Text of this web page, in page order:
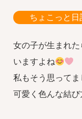
ちょこっと日
女の子が生まれ
いますよね
私もそう思ってま
可愛く色んな結び